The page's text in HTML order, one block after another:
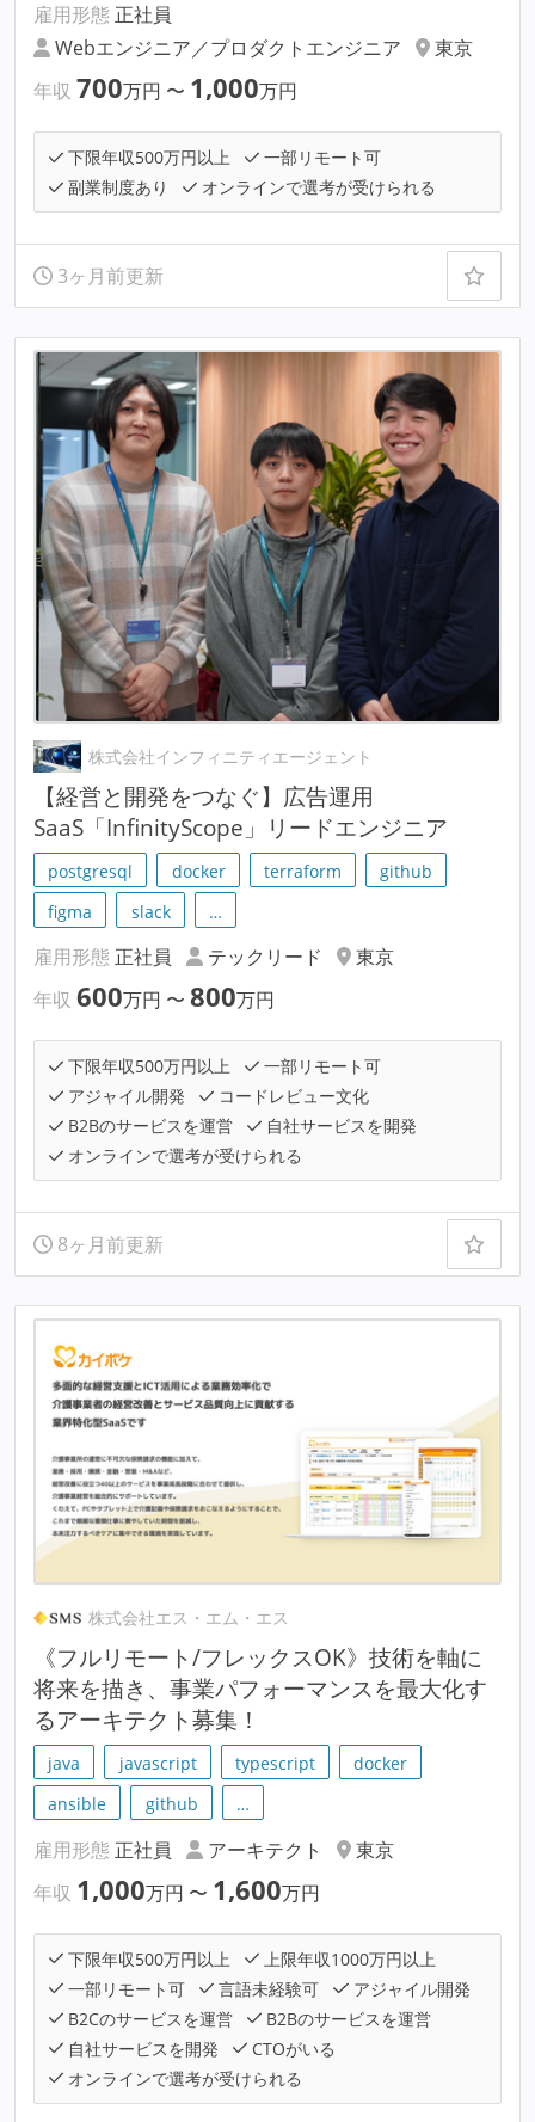
雇用形態 正社員
Webエンジニア／プロダクトエンジニア
東京
年収 700万円 〜 1,000万円
下限年収500万円以上
一部リモート可
副業制度あり
オンラインで選考が受けられる
3ヶ月前更新
株式会社インフィニティエージェント
【経営と開発をつなぐ】広告運用
SaaS「InfinityScope」リードエンジニア
postgresql docker terraform
github
figma
slack …
雇用形態 正社員 テックリード
東京
年収 600万円 〜 800万円
下限年収500万円以上
一部リモート可
アジャイル開発
コードレビュー文化
B2Bのサービスを運営
自社サービスを開発
オンラインで選考が受けられる
8ヶ月前更新
株式会社エス・エム・エス
《フルリモート/フレックスOK》技術を軸に
将来を描き、事業パフォーマンスを最大化す
るアーキテクト募集！
java javascript typescript
docker
ansible
github …
雇用形態 正社員 アーキテクト
東京
年収 1,000万円 〜 1,600万円
下限年収500万円以上
上限年収1000万円以上
一部リモート可
言語未経験可
アジャイル開発
B2Cのサービスを運営
B2Bのサービスを運営
自社サービスを開発
CTOがいる
オンラインで選考が受けられる